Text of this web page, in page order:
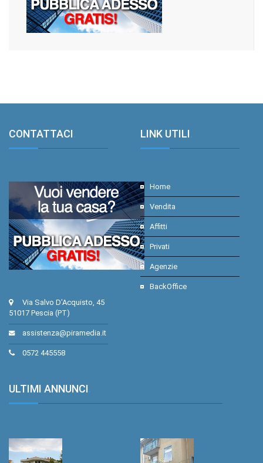
CONTATTACI.
Via Salvo D'Acquisto, 45
51017 Pescia (PT)
assistenza@piramedia.it
0572 445558
LINK UTILI.
Home
Vendita
Affitti
Privati
Agenzie
BackOffice
ULTIMI ANNUNCI.